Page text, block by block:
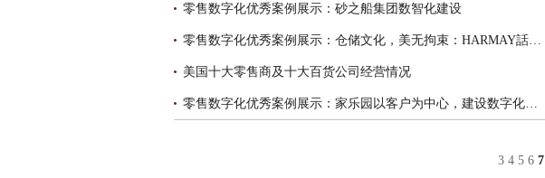
零售数字化优秀案例展示：砂之船集团数智化建设
零售数字化优秀案例展示：仓储文化，美无拘束：HARMAY話梅X汉朔科技以数字化智慧深塑美妆门店购物体验
美国十大零售商及十大百货公司经营情况
零售数字化优秀案例展示：家乐园以客户为中心，建设数字化客诉平台
3 4 5 6 7